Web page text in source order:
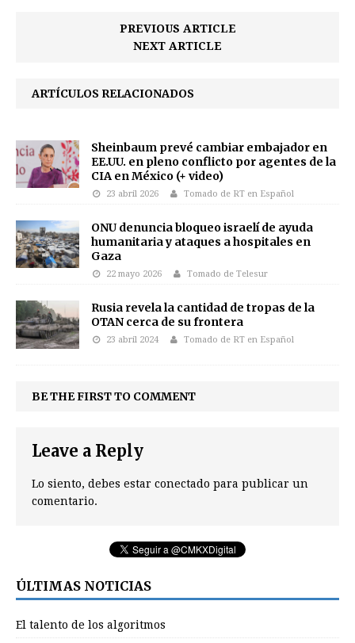
PREVIOUS ARTICLE
NEXT ARTICLE
ARTÍCULOS RELACIONADOS
Sheinbaum prevé cambiar embajador en
EE.UU. en pleno conflicto por agentes de la
CIA en México (+ video)
23 abril 2026 Tomado de RT en Español
ONU denuncia bloqueo israelí de ayuda
humanitaria y ataques a hospitales en
Gaza
22 mayo 2026 Tomado de Telesur
Rusia revela la cantidad de tropas de la
OTAN cerca de su frontera
23 abril 2024 Tomado de RT en Español
BE THE FIRST TO COMMENT
Leave a Reply
Lo siento, debes estar conectado para publicar un
comentario.
ÚLTIMAS NOTICIAS
El talento de los algoritmos